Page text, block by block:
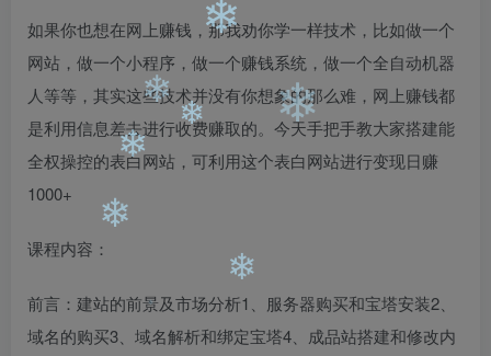
如果你也想在网上赚钱，那我劝你学一样技术，比如做一个
网站，做一个小程序，做一个赚钱系统，做一个全自动机器
人等等，其实这些技术并没有你想象的那么难，网上赚钱都
是利用信息差去进行收费赚取的。今天手把手教大家搭建能
全权操控的表白网站，可利用这个表白网站进行变现日赚
1000+
课程内容：
前言：建站的前景及市场分析1、服务器购买和宝塔安装2、
域名的购买3、域名解析和绑定宝塔4、成品站搭建和修改内
❄
❄
❄
❄
❄
❄ ❄
❄